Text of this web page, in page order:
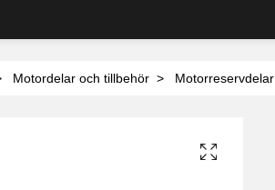
Motordelar och tillbehör Motorreservdelar